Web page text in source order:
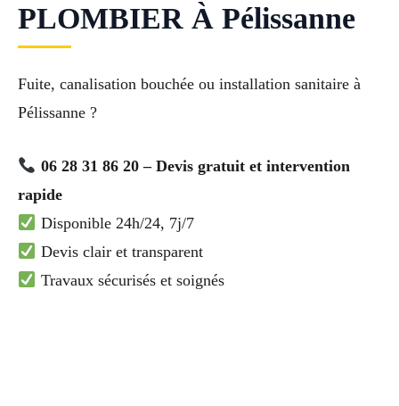
PLOMBIER À Pélissanne
Fuite, canalisation bouchée ou installation sanitaire à
Pélissanne ?
06 28 31 86 20 – Devis gratuit et intervention
rapide
Disponible 24h/24, 7j/7
Devis clair et transparent
Travaux sécurisés et soignés